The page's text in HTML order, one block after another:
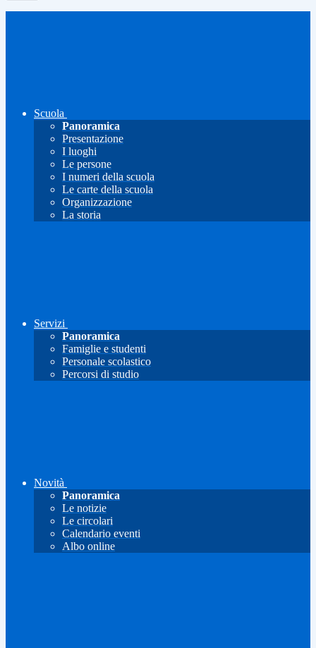
Scuola
Panoramica
Presentazione
I luoghi
Le persone
I numeri della scuola
Le carte della scuola
Organizzazione
La storia
Servizi
Panoramica
Famiglie e studenti
Personale scolastico
Percorsi di studio
Novità
Panoramica
Le notizie
Le circolari
Calendario eventi
Albo online